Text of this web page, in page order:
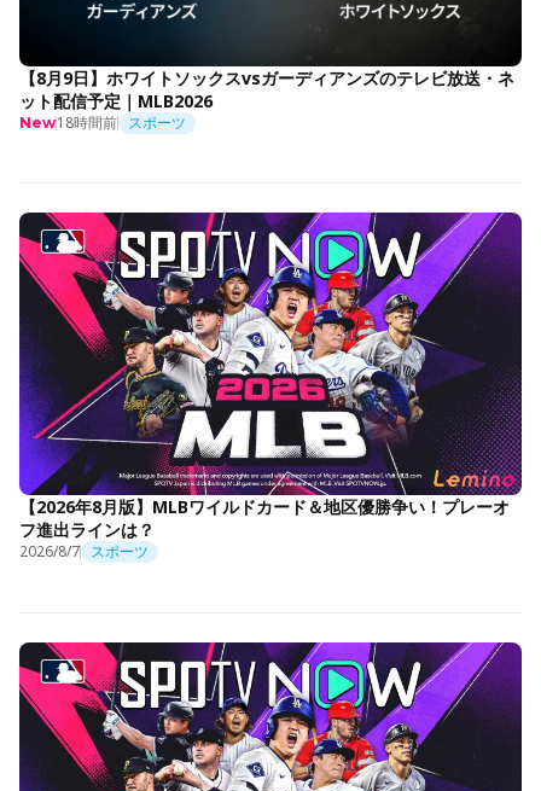
【8月9日】ホワイトソックスvsガーディアンズのテレビ放送・ネ
ット配信予定｜MLB2026
New18時間前 スポーツ
【2026年8月版】MLBワイルドカード＆地区優勝争い！プレーオ
フ進出ラインは？
2026/8/7 スポーツ